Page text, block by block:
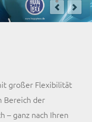
großer Flexibilität
Bereich der
– ganz nach Ihren